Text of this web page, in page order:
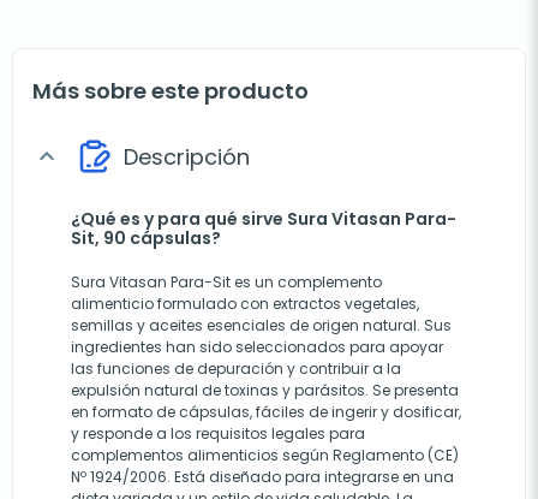
Más sobre este producto
expand_more Descripción
¿Qué es y para qué sirve Sura Vitasan Para-
Sit, 90 cápsulas?
Sura Vitasan Para-Sit es un complemento
alimenticio formulado con extractos vegetales,
semillas y aceites esenciales de origen natural. Sus
ingredientes han sido seleccionados para apoyar
las funciones de depuración y contribuir a la
expulsión natural de toxinas y parásitos. Se presenta
en formato de cápsulas, fáciles de ingerir y dosificar,
y responde a los requisitos legales para
complementos alimenticios según Reglamento (CE)
Nº 1924/2006. Está diseñado para integrarse en una